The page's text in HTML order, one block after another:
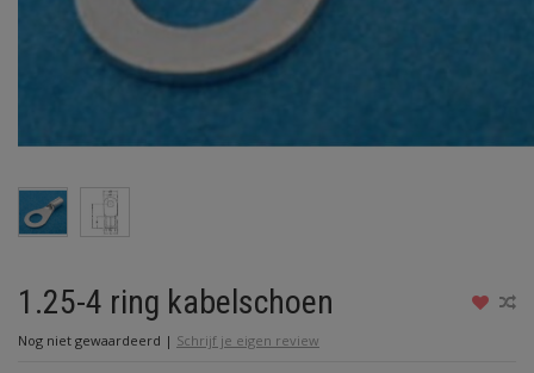
1.25-4 ring kabelschoen
Nog niet gewaardeerd | Schrijf je eigen review